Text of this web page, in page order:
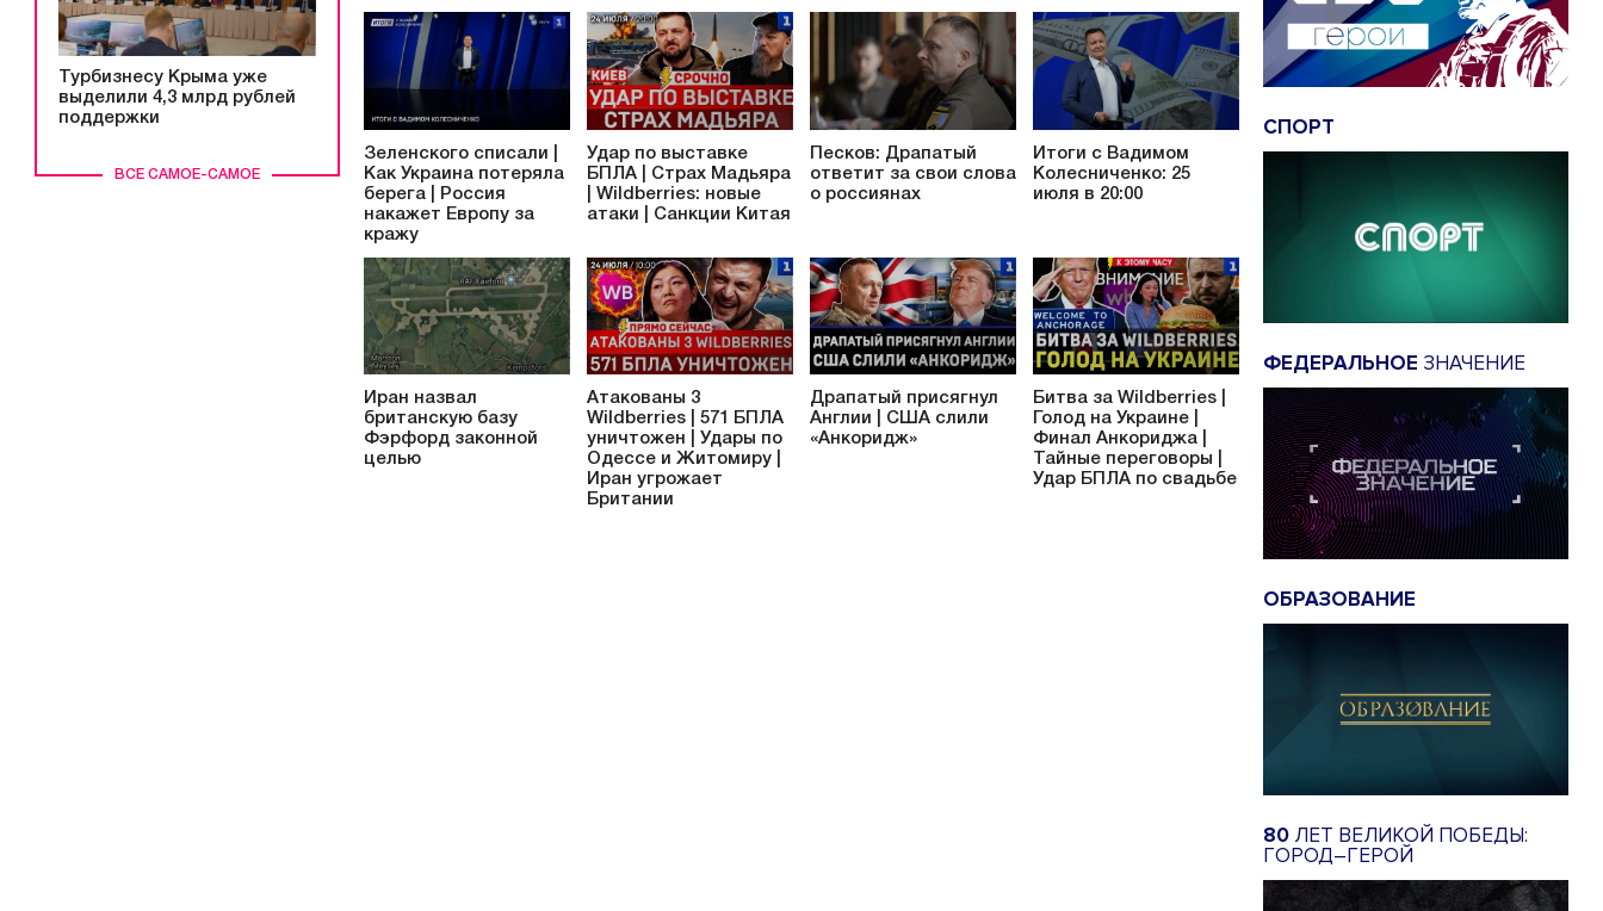
ВСЕ САМОЕ-САМОЕ
Турбизнесу Крыма уже
выделили 4,3 млрд рублей
поддержки
Зеленского списали |
Как Украина потеряла
берега | Россия
накажет Европу за
кражу
Удар по выставке
БПЛА | Страх Мадьяра
| Wildberries: новые
атаки | Санкции Китая
Песков: Драпатый
ответит за свои слова
о россиянах
Итоги с Вадимом
Колесниченко: 25
июля в 20:00
Иран назвал
британскую базу
Фэрфорд законной
целью
Атакованы 3
Wildberries | 571 БПЛА
уничтожен | Удары по
Одессе и Житомиру |
Иран угрожает
Британии
Драпатый присягнул
Англии | США слили
«Анкоридж»
Битва за Wildberries |
Голод на Украине |
Финал Анкориджа |
Тайные переговоры |
Удар БПЛА по свадьбе
СПОРТ
ФЕДЕРАЛЬНОЕ ЗНАЧЕНИЕ
ОБРАЗОВАНИЕ
80 ЛЕТ ВЕЛИКОЙ ПОБЕДЫ:
ГОРОД–ГЕРОЙ